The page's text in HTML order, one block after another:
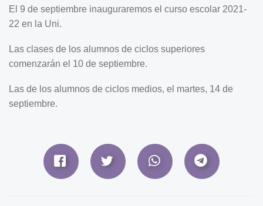
El 9 de septiembre inauguraremos el curso escolar 2021-
22 en la Uni.
Las clases de los alumnos de ciclos superiores
comenzarán el 10 de septiembre.
Las de los alumnos de ciclos medios, el martes, 14 de
septiembre.